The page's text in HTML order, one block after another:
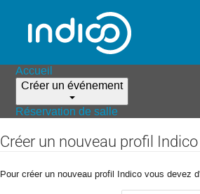
Accueil
Créer un événement
Réservation de salle
Créer un nouveau profil Indico
Pour créer un nouveau profil Indico vous devez